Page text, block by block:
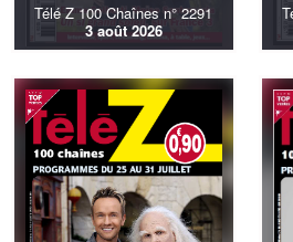
Télé Z 100 Chaînes n° 2291
3 août 2026